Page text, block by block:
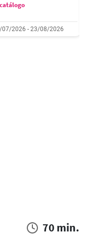
07/2026 - 23/08/2026
70 min.